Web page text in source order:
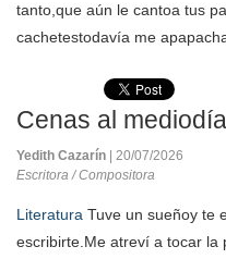
tanto,que aún le cantoa tus
cachetestodavía me
Cenas al mediodía
Yedith Cazarín
| 20/07/2026
Escritora / Compositora
Literatura Tuve un sueñoy te
escribirte.Me atreví a tocar la